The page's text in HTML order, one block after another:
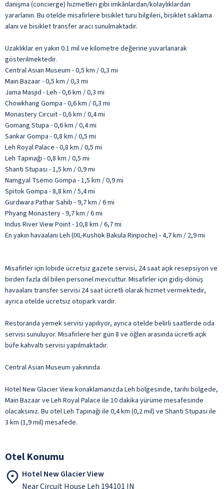
danışma (concierge) hizmetleri gibi imkânlardan/kolaylıklardan
yararlanın. Bu otelde misafirlere bisiklet turu bilgileri, bisiklet saklama
alanı ve bisiklet transfer aracı sunulmaktadır.
Uzaklıklar en yakın 0.1 mil ve kilometre değerine yuvarlanarak
gösterilmektedir.
Central Asian Museum - 0,5 km / 0,3 mi
Main Bazaar - 0,5 km / 0,3 mi
Jama Masjid - Leh - 0,6 km / 0,3 mi
Chowkhang Gompa - 0,6 km / 0,3 mi
Monastery Circuit - 0,6 km / 0,4 mi
Gomang Stupa - 0,6 km / 0,4 mi
Sankar Gompa - 0,8 km / 0,5 mi
Leh Royal Palace - 0,8 km / 0,5 mi
Leh Tapınağı - 0,8 km / 0,5 mi
Shanti Stupası - 1,5 km / 0,9 mi
Namgyal Tsemo Gompa - 1,5 km / 0,9 mi
Spitok Gompa - 8,8 km / 5,4 mi
Gurdwara Pathar Sahib - 9,7 km / 6 mi
Phyang Monastery - 9,7 km / 6 mi
Indus River View Point - 10,8 km / 6,7 mi
En yakın havaalanı Leh (IXL-Kushok Bakula Rinpoche) - 4,7 km / 2,9 mi
Misafirler için lobide ücretsiz gazete servisi, 24 saat açık resepsiyon ve
birden fazla dil bilen personel mevcuttur. Misafirler için gidiş-dönüş
havaalanı transfer servisi 24 saat ücretli olarak hizmet vermektedir,
ayrıca otelde ücretsiz otopark vardır.
Restoranda yemek servisi yapılıyor, ayrıca otelde belirli saatlerde oda
servisi sunuluyor. Misafirlere her gün 8 ve öğlen arasında ücretli açık
büfe kahvaltı servisi yapılmaktadır.
Central Asian Museum yakınında
Hotel New Glacier View konaklamanızda Leh bölgesinde, tarihi bölgede,
Main Bazaar ve Leh Royal Palace ile 10 dakika yürüme mesafesinde
olacaksınız. Bu otel Leh Tapınağı ile 0,4 km (0,2 mil) ve Shanti Stupası ile
3 km (1,9 mil) mesafede.
Otel Konumu
Hotel New Glacier View
Near Circuit House Leh 194101 IN